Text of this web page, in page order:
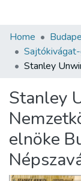
Communities
All of DSpace
About us
Home
Stanley
elnöke